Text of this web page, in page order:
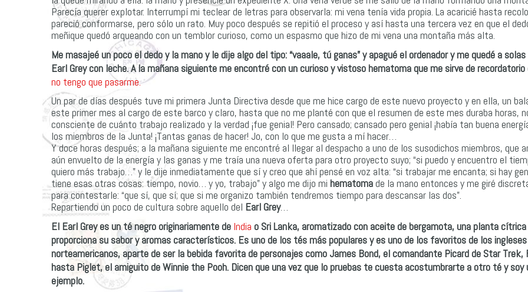
Parecía querer explotar. Interrumpí mi teclear de letras para observarla: mi vena tenía vida propia. La acaricié hasta
pareció conformarse, pero sólo un rato. Muy poco después se repitió el proceso y así hasta una tercera vez en que el
meñique quedó arqueando con un temblor curioso, como un espasmo que hizo de mi vena una montaña más alta.
Me masajeé un poco el dedo y la mano y le dije algo del tipo: “vaaale, tú ganas” y apagué el ordenador y me quedé a
Earl Grey con leche. A la mañana siguiente me encontré con un curioso y vistosohematomaque me sirve de recordatorio
no tengo que pasarme.
Un par de días después tuve mi primera Junta Directiva desde que me hice cargo de este nuevo proyecto y en ella, un
este primer mes al cargo de este barco y claro, hasta que no me planté con que el resumen de este mes duraba horas,
consciente de cuánto trabajo realizado y la verdad ¡fue genial! Pero cansado; cansado pero genial ¡había tan buena
los miembros de la Junta! ¡Tantas ganas de hacer! Jo, con lo que me gusta a mí hacer…
Y doce horas después; a la mañana siguiente me encontré al llegar al despacho a uno de los susodichos miembros, que
aún envuelto de la energía y las ganas y me traía una nueva oferta para otro proyecto suyo; “si puedo y encuentro el
quiero más trabajo…” y le dije inmediatamente que sí y creo que ahí pensé en voz alta: “si trabajar me encanta; si hay
tiene esas otras cosas: tiempo, novio… y yo, trabajo” y algo me dijo mi hematomade la mano entonces y me giré
para contestarle: “que sí, que sí; que si me organizo también tendremos tiempo para descansar las dos”.
Repartiendo un poco de cultura sobre aquello del Earl Grey…
El Earl Greyes unténegro originariamente de India o Sri Lanka, aromatizado con aceite de bergamota, una planta
proporciona su sabor y aromas característicos. Es uno de los tés más populares y es uno de los favoritos de los
norteamericanos, aparte de ser la bebida favorita de personajes como James Bond, el comandante Picard de Star Trek,
hasta Piglet, el amiguito de Winnie the Pooh. Dicen que una vez que lo pruebas te cuesta acostumbrarte a otro té y soy
ejemplo.